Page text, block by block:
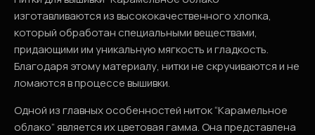
изготавливаются из высококачественного хлопка,
который обработан специальными веществами,
придающими им уникальную мягкость и гладкость.
Благодаря этому материалу, нитки не скручиваются и не
ломаются в процессе вышивки.
Одной из главных особенностей ниток “Карамельное
облако” является их цветовая гамма. Она представлена